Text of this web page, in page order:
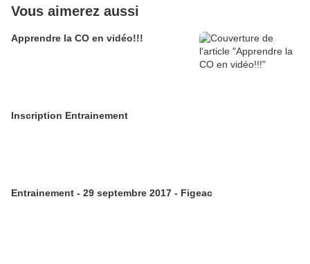
Vous aimerez aussi
Apprendre la CO en vidéo!!!
Inscription Entrainement
Entrainement - 29 septembre 2017 - Figeac